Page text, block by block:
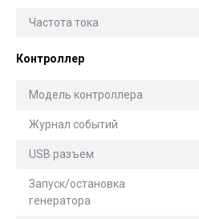
Частота тока
Контроллер
Модель контроллера
Журнал событий
USB разъем
Запуск/остановка
генератора